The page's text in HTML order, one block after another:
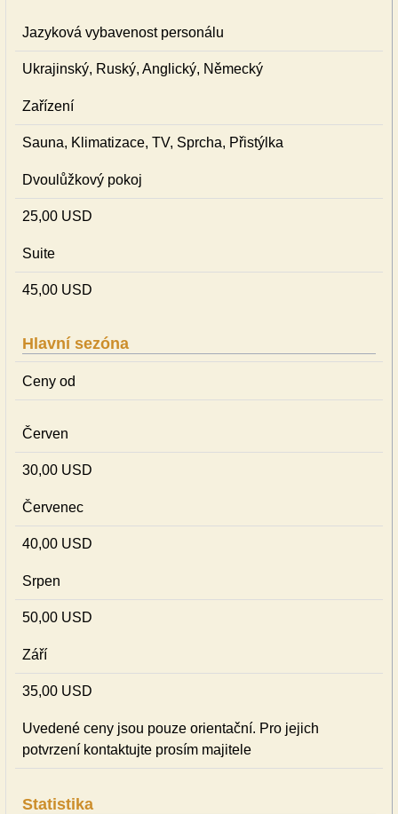
Jazyková vybavenost personálu
Ukrajinský, Ruský, Anglický, Německý
Zařízení
Sauna, Klimatizace, TV, Sprcha, Přistýlka
Dvoulůžkový pokoj
25,00 USD
Suite
45,00 USD
Hlavní sezóna
Ceny od
Červen
30,00 USD
Červenec
40,00 USD
Srpen
50,00 USD
Září
35,00 USD
Uvedené ceny jsou pouze orientační. Pro jejich
potvrzení kontaktujte prosím majitele
Statistika